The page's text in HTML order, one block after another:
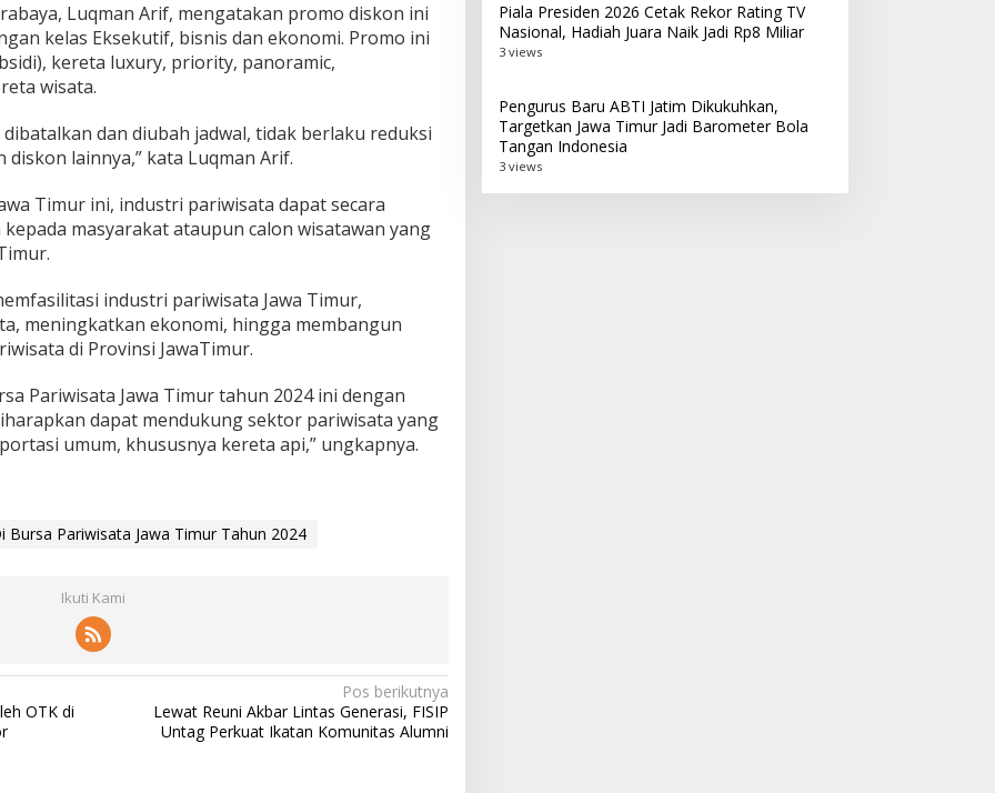
Luqman Arif, mengatakan promo diskon ini
kelas Eksekutif, bisnis dan ekonomi. Promo ini
kereta luxury, priority, panoramic,
wisata.
dan diubah jadwal, tidak berlaku reduksi
lainnya,” kata Luqman Arif.
Timur ini, industri pariwisata dapat secara
masyarakat ataupun calon wisatawan yang
industri pariwisata Jawa Timur,
meningkatkan ekonomi, hingga membangun
di Provinsi JawaTimur.
Pariwisata Jawa Timur tahun 2024 ini dengan
dapat mendukung sektor pariwisata yang
umum, khususnya kereta api,” ungkapnya.
Bursa Pariwisata Jawa Timur Tahun 2024
Ikuti Kami
OTK di
Pos berikutnya
Lewat Reuni Akbar Lintas Generasi, FISIP
Untag Perkuat Ikatan Komunitas Alumni
Piala Presiden 2026 Cetak Rekor Rating TV
Nasional, Hadiah Juara Naik Jadi Rp8 Miliar
3 views
Pengurus Baru ABTI Jatim Dikukuhkan,
Targetkan Jawa Timur Jadi Barometer Bola
Tangan Indonesia
3 views